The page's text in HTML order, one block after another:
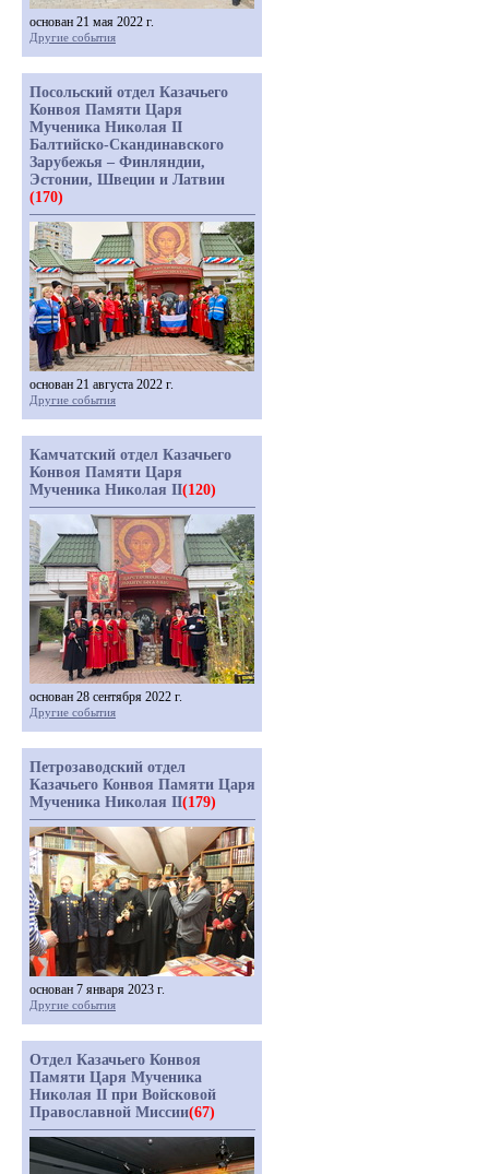
основан 21 мая 2022 г.
Другие события
Посольский отдел Казачьего
Конвоя Памяти Царя
Мученика Николая II
Балтийско-Скандинавского
Зарубежья – Финляндии,
Эстонии, Швеции и Латвии
(170)
основан 21 августа 2022 г.
Другие события
Камчатский отдел Казачьего
Конвоя Памяти Царя
Мученика Николая II(120)
основан 28 сентября 2022 г.
Другие события
Петрозаводский отдел
Казачьего Конвоя Памяти Царя
Мученика Николая II(179)
основан 7 января 2023 г.
Другие события
Отдел Казачьего Конвоя
Памяти Царя Мученика
Николая II при Войсковой
Православной Миссии(67)